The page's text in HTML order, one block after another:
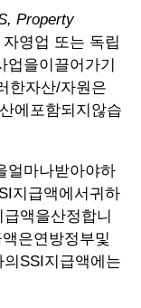
Property
자영업 또는 독립
업을이끌어가기
한자산/자원은
에포함되지않습
얼마나받아야하
지급액에서귀하
액을산정합니
은연방정부및
SSI지급액에는